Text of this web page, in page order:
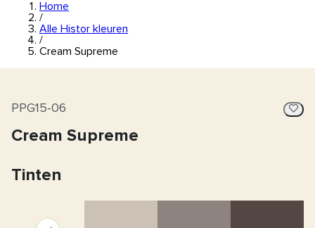
Home
/
Alle Histor kleuren
/
Cream Supreme
PPG15-06
Cream Supreme
Tinten